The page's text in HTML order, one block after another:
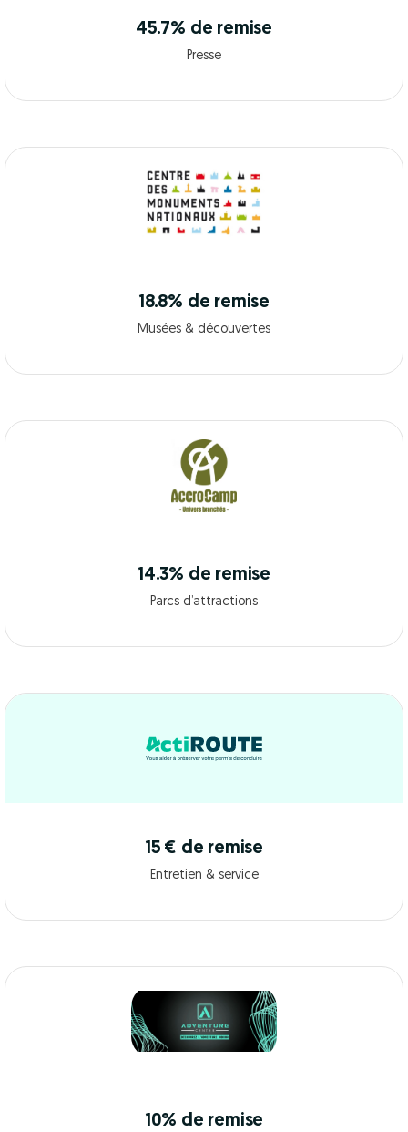
45.7% de remise
Presse
18.8% de remise
Musées & découvertes
14.3% de remise
Parcs d’attractions
15 € de remise
Entretien & service
10% de remise